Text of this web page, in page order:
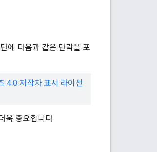
에 다음과 같은 단락을 포
4.0 저작자 표시 라이선
욱 중요합니다.